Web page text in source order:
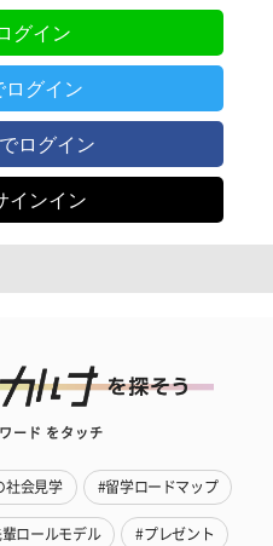
グイン
グイン
ログイン
インイン
ード をタッチ
社会見学 #留学ロードマップ
輩ロールモデル #プレゼント